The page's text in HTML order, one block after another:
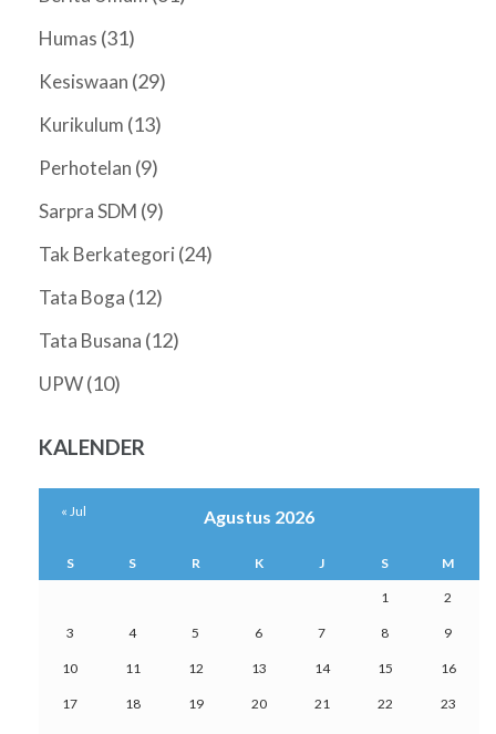
Humas (31)
Kesiswaan (29)
Kurikulum (13)
Perhotelan (9)
Sarpra SDM (9)
Tak Berkategori (24)
Tata Boga (12)
Tata Busana (12)
UPW(10)
KALENDER
Agustus 2026
S S R K J S M
1 2
3 4 5 6 7 8 9
10 11 12 13 14 15 16
17 18 19 20 21 22 23
« Jul